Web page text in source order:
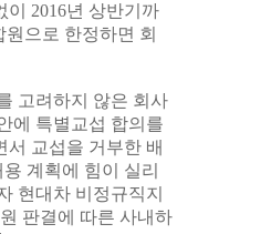
2016년 상반기까
으로 한정하면 회
고려하지 않은 회사
에 특별교섭 합의를
서 교섭을 거부한 배
계획에 힘이 실리
현대차 비정규직지
판결에 따른 사내하